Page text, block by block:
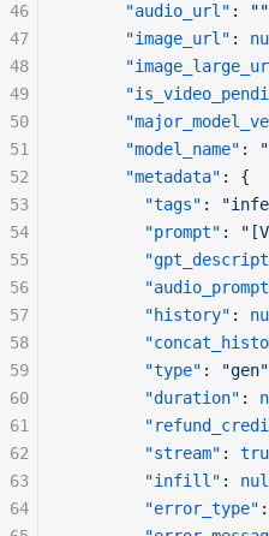
"audio_url" : ""
"image_url" :
"model_name" :
"metadata" : {
"tags" :
"prompt" :
"history" :
"type" : "gen"
"duration" :
"stream" :
"infill" :
"error_type" :
46
47
48
49
50
51
52
53
54
55
56
57
58
59
60
61
62
63
64